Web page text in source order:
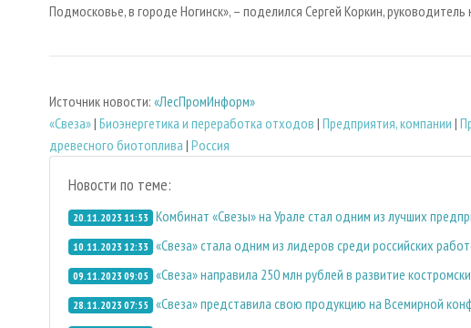
Подмосковье, в городе Ногинск», – поделился Сергей Коркин,
Источник новости: «ЛесПромИнформ»
«Свеза»| Биoэнергетика и переработка отходов | Предприятия, компании |
древесного биотоплива | Россия
Новости по теме:
20.11.2023 11:53 Комбинат «Свезы» на Урале стал одним из лучших
10.11.2023 12:33 «Свеза» стала одним из лидеров среди российских
09.11.2023 09:05 «Свеза» направила 250 млн рублей в развитие
28.11.2023 07:55 «Свеза» представила свою продукцию на Всемирной